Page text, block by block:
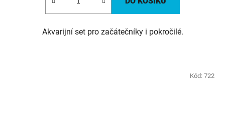
Akvarijní set pro začátečníky i pokročilé.
Kód: 722